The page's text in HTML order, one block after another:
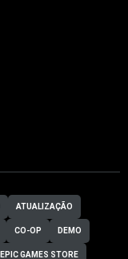
ATUALIZAÇÃO
CO-OP DEMO
EPIC GAMES STORE